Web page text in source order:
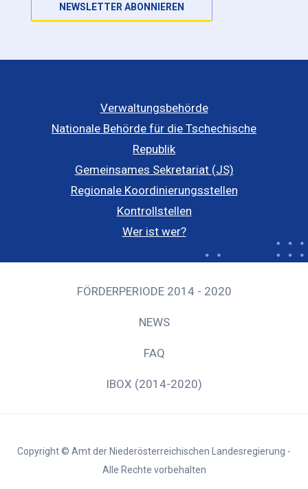
NEWSLETTER ABONNIEREN
Verwaltungsbehörde
Nationale Behörde für die Tschechische
Republik
Gemeinsames Sekretariat (JS)
Regionale Koordinierungsstellen
Kontrollstellen
Wer ist wer?
FÖRDERPERIODE 2014 - 2020
NEWS
FAQ
IBOX (2014-2020)
Copyright © Amt der Niederösterreichischen Landesregierung -
Alle Rechte vorbehalten